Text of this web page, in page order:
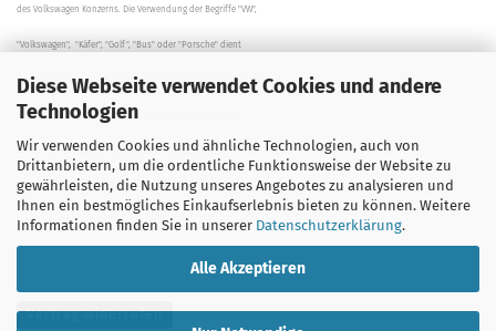
Diese Webseite verwendet Cookies und andere
Technologien
Wir verwenden Cookies und ähnliche Technologien, auch von
Drittanbietern, um die ordentliche Funktionsweise der Website zu
gewährleisten, die Nutzung unseres Angebotes zu analysieren und
Ihnen ein bestmögliches Einkaufserlebnis bieten zu können. Weitere
Informationen finden Sie in unserer Datenschutzerklärung.
Alle Akzeptieren
des Volkswagen Konzerns. Die Verwendung der Begriffe "VW",
"Volkswagen", "Käfer", "Golf", "Bus" oder "Porsche" dient
der Beschreibung der Teile und stellt in keinem Fall eine direkte
Verbindung zu dem Unternehmen "Volkswagen" her/da.
Die Beschreibungen, Zeichnungen und Angaben zur
Verwendung sind sorgfältig überprüft worden.
Vertrag widerrufen